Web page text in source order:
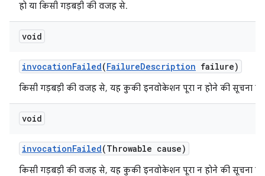
हो या किसी गड़बड़ी की वजह से.
void
invocationFailed(FailureDescription failure)
किसी गड़बड़ी की वजह से, यह कुकी इनवोकेशन पूरा न होने की सूचना
void
invocationFailed(Throwable cause)
किसी गड़बड़ी की वजह से, यह कुकी इनवोकेशन पूरा न होने की सूचना